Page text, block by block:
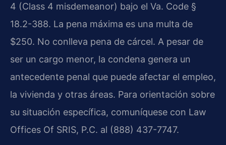
4 (Class 4 misdemeanor) bajo el Va. Code §
18.2-388. La pena máxima es una multa de
$250. No conlleva pena de cárcel. A pesar de
ser un cargo menor, la condena genera un
antecedente penal que puede afectar el empleo,
la vivienda y otras áreas. Para orientación sobre
su situación específica, comuníquese con Law
Offices Of SRIS, P.C. al (888) 437-7747.